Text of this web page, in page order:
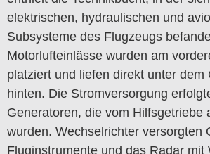
elektrischen, hydraulischen und
Subsysteme des Flugzeugs
Motorlufteinlässe wurden am
platziert und liefen direkt unter dem
hinten. Die Stromversorgung
Generatoren, die vom Hilfsgetriebe
wurden. Wechselrichter versorgten
Fluginstrumente und das Radar mit